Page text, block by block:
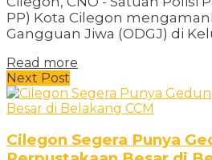
PP) Kota Cilegon
Gangguan Jiwa (ODGJ) di
Read more
Next Post
Cilegon Segera Punya